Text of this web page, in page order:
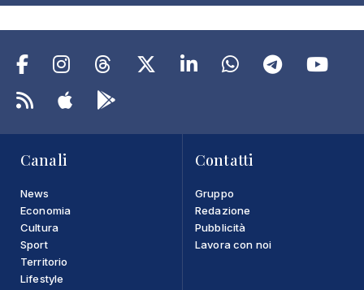
Canali
News
Economia
Cultura
Sport
Territorio
Lifestyle
Contatti
Gruppo
Redazione
Pubblicità
Lavora con noi